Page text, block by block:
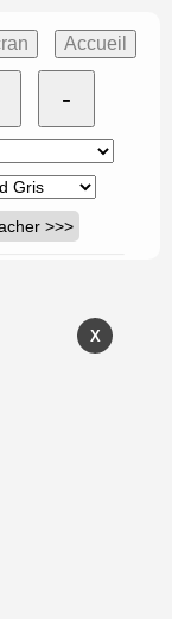
Accueil
-
>>>
X